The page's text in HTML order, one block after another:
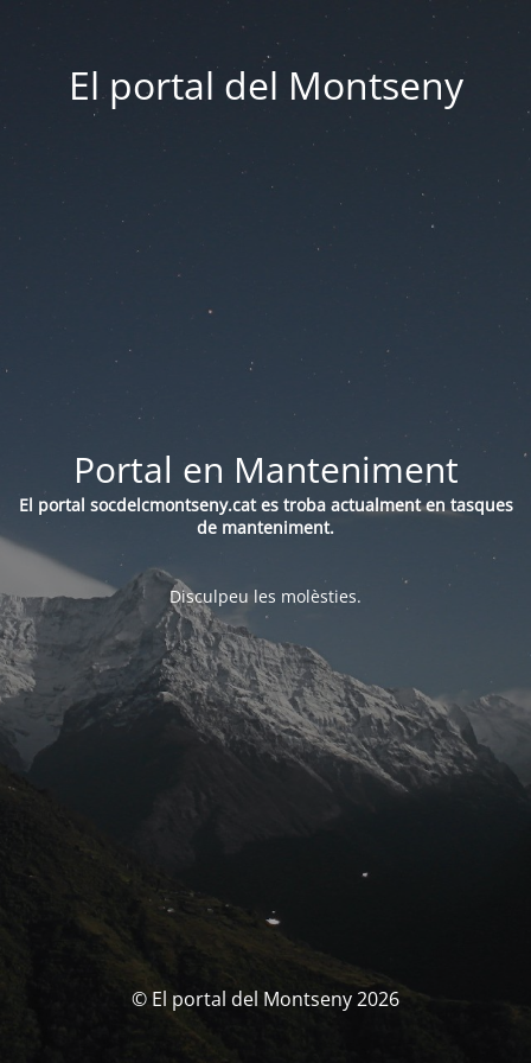
El portal del Montseny
Portal en Manteniment
El portal socdelcmontseny.cat es troba actualment en tasques
de manteniment.
Disculpeu les molèsties.
© El portal del Montseny 2026